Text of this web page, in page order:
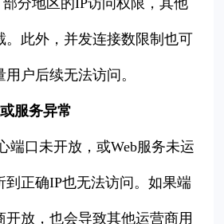
。此外，并发连接数限制也可
户后续无法访问。
服务异常
端口未开放，或Web服务未运
到正确IP也无法访问。如果端
开放，也会导致其他运营商用